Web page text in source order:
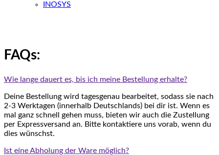
INOSYS
FAQs:
Wie lange dauert es, bis ich meine Bestellung erhalte?
Deine Bestellung wird tagesgenau bearbeitet, sodass sie nach
2-3 Werktagen (innerhalb Deutschlands) bei dir ist. Wenn es
mal ganz schnell gehen muss, bieten wir auch die Zustellung
per Expressversand an. Bitte kontaktiere uns vorab, wenn du
dies wünschst.
Ist eine Abholung der Ware möglich?